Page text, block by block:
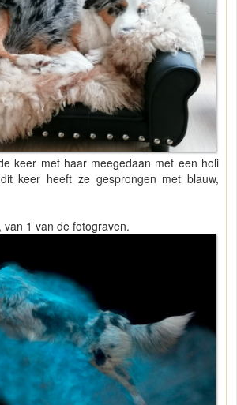
keer met haar meegedaan met een holi
keer heeft ze gesprongen met blauw,
1 van de fotograven.